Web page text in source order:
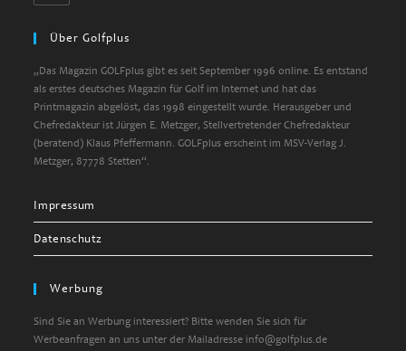
Über Golfplus
„Das Magazin GOLFplus gibt es seit September 1996 online. Es entstand
als erstes deutsches Magazin für Golf im Internet und hat das
Printmagazin abgelöst, das 1998 eingestellt wurde. Herausgeber und
Chefredakteur ist Jürgen E. Metzger, Stellvertretender Chefredakteur
(beratend) Klaus Pfeffermann. GOLFplus erscheint im MSV-Verlag J.
Metzger, 87778 Stetten“.
Impressum
Datenschutz
Werbung
Sind Sie an Werbung interessiert? Bitte wenden Sie sich für
Werbeanfragen an uns unter der Mailadresse info@golfplus.de